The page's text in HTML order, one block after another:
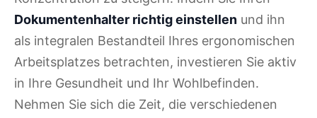
Dokumentenhalter richtig einstellen und ihn
als integralen Bestandteil Ihres ergonomischen
Arbeitsplatzes betrachten, investieren Sie aktiv
in Ihre Gesundheit und Ihr Wohlbefinden.
Nehmen Sie sich die Zeit, die verschiedenen